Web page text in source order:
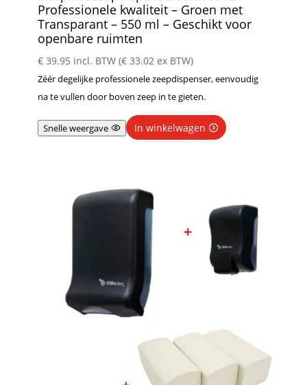
Professionele kwaliteit – Groen met
Transparant – 550 ml – Geschikt voor
openbare ruimten
€39.95 incl. BTW (€33.02ex BTW)
Zéér degelijke professionele zeepdispenser, eenvoudig
na te vullen door boven zeep in te gieten.
Snelle weergave In winkelwagen